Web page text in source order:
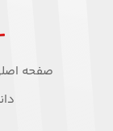
صفحه